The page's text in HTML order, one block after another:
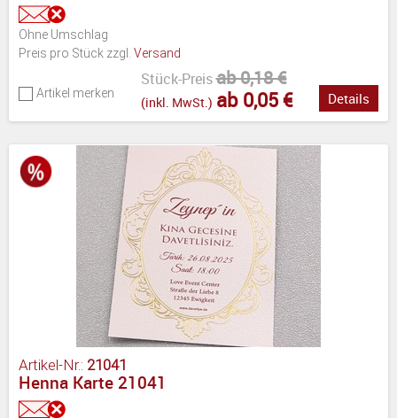
Ohne Umschlag
Preis pro Stück zzgl. Versand
Artikel merken
Stück-Preisab 0,18 €
(inkl. MwSt.) ab 0,05 € Details
Artikel-Nr.: 21041
Henna Karte 21041